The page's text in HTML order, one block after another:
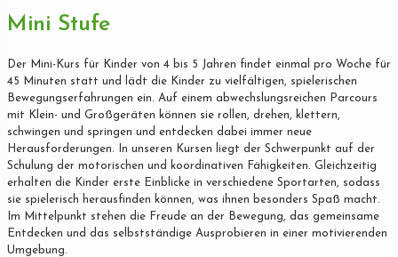
Mini Stufe
Der Mini-Kurs für Kinder von 4 bis 5 Jahren findet einmal pro Woche für
45 Minuten statt und lädt die Kinder zu vielfältigen, spielerischen
Bewegungserfahrungen ein. Auf einem abwechslungsreichen Parcours
mit Klein- und Großgeräten können sie rollen, drehen, klettern,
schwingen und springen und entdecken dabei immer neue
Herausforderungen. In unseren Kursen liegt der Schwerpunkt auf der
Schulung der motorischen und koordinativen Fähigkeiten. Gleichzeitig
erhalten die Kinder erste Einblicke in verschiedene Sportarten, sodass
sie spielerisch herausfinden können, was ihnen besonders Spaß macht.
Im Mittelpunkt stehen die Freude an der Bewegung, das gemeinsame
Entdecken und das selbstständige Ausprobieren in einer motivierenden
Umgebung.